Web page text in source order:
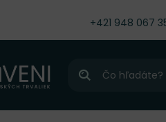
+421 948 067
Hľadať